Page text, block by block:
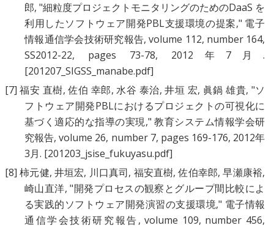
郎, "細粒度プロジェクトモニタリングのためのDaaS を
利用したソフトウェア開発PBL支援環境の提案," 電子
情報通信学会技術研究報告, volume 112, number 164,
SS2012-22, pages 73-78, 2012年7月.
[201207_SIGSS_manabe.pdf]
[7] 福安 直樹,佐伯 幸郎,水谷 泰治,井垣 宏, 眞鍋 雄貴, "ソ
フトウェア開発PBLにおけるプロジェクトの可視化に
基づく適応的な指導の実現," 教育システム情報学会研
究報告, volume 26, number 7, pages 169-176, 2012年
3月. [201203_jsise_fukuyasu.pdf]
[8] 柿元健, 井垣宏, 川口真司, 福安直樹,佐伯幸郎,早瀬康裕,
崎山直洋, "開発プロセスの観察とグループ間比較によ
る実践的ソフトウェア開発演習の支援環境," 電子情報
通信学会技術研究報告, volume 109, number 456,